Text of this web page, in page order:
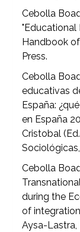
Cebolla
"Educational
Handbook
Press.
Cebolla
educativas
España:
en España
Cristobal
Cebolla
during the
of
Aysa-Lastra,